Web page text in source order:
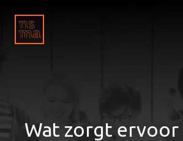
Wat zorgt ervoor